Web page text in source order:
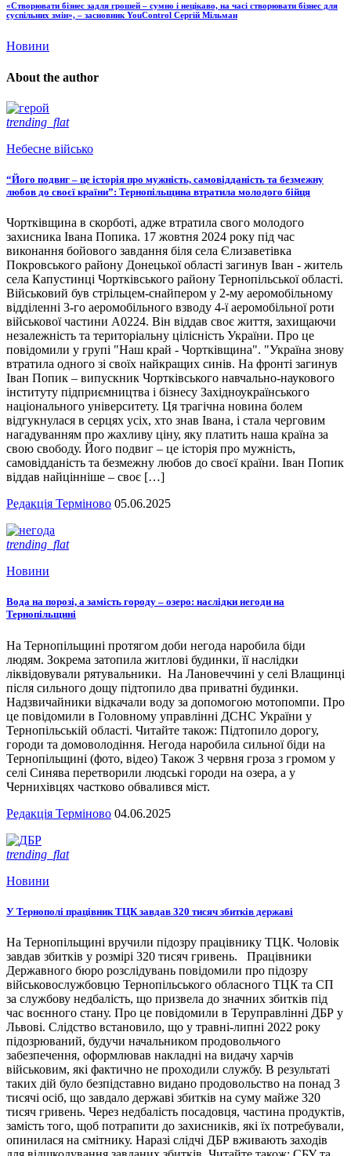
«Створювати бізнес задля грошей – сумно і нецікаво, на часі створювати бізнес для
суспільних змін», – засновник YouControl Сергій Мільман
Новини
About the author
trending_flat
Небесне військо
“Його подвиг – це історія про мужність, самовідданість та безмежну
любов до своєї країни”: Тернопільщина втратила молодого бійця
Чортківщина в скорботі, адже втратила свого молодого
захисника Івана Попика. 17 жовтня 2024 року під час
виконання бойового завдання біля села Єлизаветівка
Покровського району Донецької області загинув Іван - житель
села Капустинці Чортківського району Тернопільської області.
Військовий був стрільцем-снайпером у 2-му аеромобільному
відділенні 3-го аеромобільного взводу 4-ї аеромобільної роти
військової частини А0224. Він віддав своє життя, захищаючи
незалежність та територіальну цілісність України. Про це
повідомили у групі "Наш край - Чортківщина". "Україна знову
втратила одного зі своїх найкращих синів. На фронті загинув
Іван Попик – випускник Чортківського навчально-наукового
інституту підприємництва і бізнесу Західноукраїнського
національного університету. Ця трагічна новина болем
відгукнулася в серцях усіх, хто знав Івана, і стала черговим
нагадуванням про жахливу ціну, яку платить наша країна за
свою свободу. Його подвиг – це історія про мужність,
самовідданість та безмежну любов до своєї країни. Іван Попик
віддав найцінніше – своє […]
Редакція Терміново 05.06.2025
trending_flat
Новини
Вода на порозі, а замість городу – озеро: наслідки негоди на
Тернопільщині
На Тернопільщині протягом доби негода наробила біди
людям. Зокрема затопила житлові будинки, її наслідки
ліквідовували рятувальники. На Лановеччині у селі Влащинці
після сильного дощу підтопило два приватні будинки.
Надзвичайники відкачали воду за допомогою мотопомпи. Про
це повідомили в Головному управлінні ДСНС України у
Тернопільській області. Читайте також: Підтопило дорогу,
городи та домоволодіння. Негода наробила сильної біди на
Тернопільщині (фото, відео) Також 3 червня гроза з громом у
селі Синява перетворили людські городи на озера, а у
Чернихівцях частково обвалився міст.
Редакція Терміново 04.06.2025
trending_flat
Новини
У Тернополі працівник ТЦК завдав 320 тисяч збитків державі
На Тернопільщині вручили підозру працівнику ТЦК. Чоловік
завдав збитків у розмірі 320 тисяч гривень. Працівники
Державного бюро розслідувань повідомили про підозру
військовослужбовцю Тернопільського обласного ТЦК та СП
за службову недбалість, що призвела до значних збитків під
час воєнного стану. Про це повідомили в Теруправлінні ДБР у
Львові. Слідство встановило, що у травні-липні 2022 року
підозрюваний, будучи начальником продовольчого
забезпечення, оформлював накладні на видачу харчів
військовим, які фактично не проходили службу. В результаті
таких дій було безпідставно видано продовольство на понад 3
тисячі осіб, що завдало державі збитків на суму майже 320
тисяч гривень. Через недбалість посадовця, частина продуктів,
замість того, щоб потрапити до захисників, які їх потребували,
опинилася на смітнику. Наразі слідчі ДБР вживають заходів